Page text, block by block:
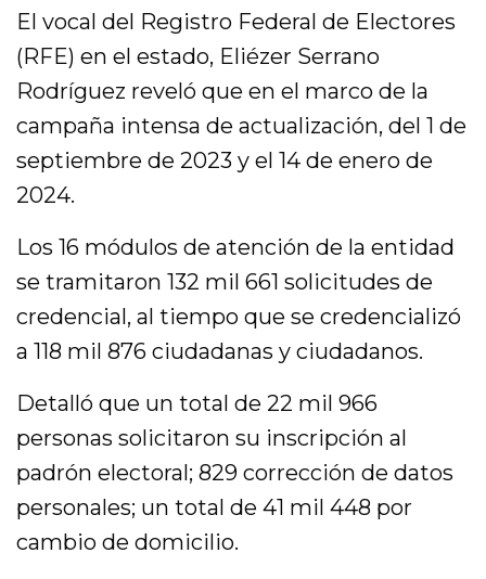
El vocal del Registro Federal de Electores
(RFE) en el estado, Eliézer Serrano
Rodríguez reveló que en el marco de la
campaña intensa de actualización, del 1 de
septiembre de 2023 y el 14 de enero de
2024.
Los 16 módulos de atención de la entidad
se tramitaron 132 mil 661 solicitudes de
credencial, al tiempo que se credencializó
a 118 mil 876 ciudadanas y ciudadanos.
Detalló que un total de 22 mil 966
personas solicitaron su inscripción al
padrón electoral; 829 corrección de datos
personales; un total de 41 mil 448 por
cambio de domicilio.